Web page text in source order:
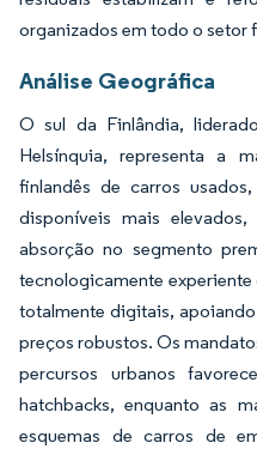
organizados em todo o setor
Análise Geográfica
O sul da Finlândia,
Helsínquia, representa a
finlandês de carros
disponíveis mais
absorção no segmento
tecnologicamente
totalmente digitais,
preços robustos. Os
percursos urbanos
hatchbacks, enquanto as
esquemas de carros de